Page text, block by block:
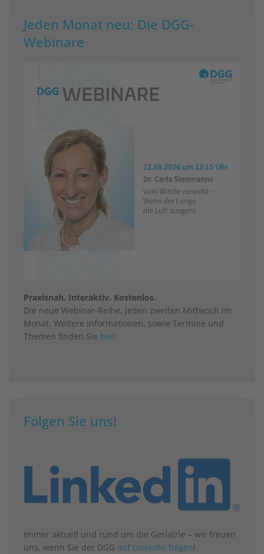
Jeden Monat neu: Die DGG-
Webinare
Praxisnah. Interaktiv. Kostenlos.
Die neue Webinar-Reihe, jeden zweiten Mittwoch im
Monat. Weitere Informationen, sowie Termine und
Themen finden Sie hier.
Folgen Sie uns!
Immer aktuell und rund um die Geriatrie – wir freuen
uns, wenn Sie der DGG auf LinkedIn folgen!